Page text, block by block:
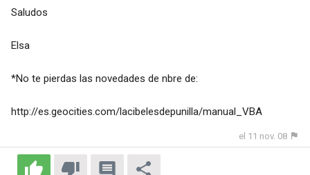
Saludos
Elsa
*No te pierdas las novedades de nbre de:
http://es.geocities.com/lacibelesdepunilla/manual_VBA
el 11 nov. 08